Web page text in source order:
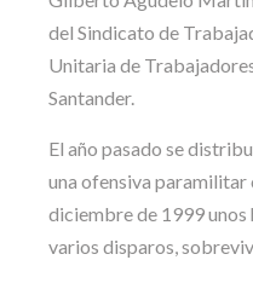
del Sindicato de
Unitaria de
Santander.
El año pasado se
una ofensiva paramilitar
diciembre de 1999
varios disparos,